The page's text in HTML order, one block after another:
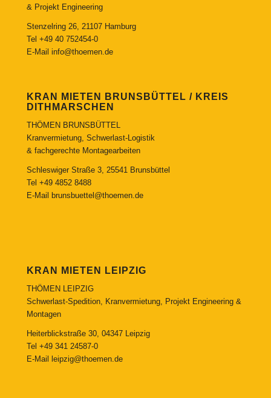
& Projekt Engineering
Stenzelring 26, 21107 Hamburg
Tel +49 40 752454-0
E-Mail info@thoemen.de
KRAN MIETEN BRUNSBÜTTEL / KREIS
DITHMARSCHEN
THÖMEN BRUNSBÜTTEL
Kranvermietung, Schwerlast-Logistik
& fachgerechte Montagearbeiten
Schleswiger Straße 3, 25541 Brunsbüttel
Tel +49 4852 8488
E-Mail
brunsbuettel@thoemen.de
KRAN MIETEN LEIPZIG
THÖMEN LEIPZIG
Schwerlast-Spedition, Kranvermietung, Projekt Engineering &
Montagen
Heiterblickstraße 30, 04347 Leipzig
Tel +49 341 24587-0
E-Mail
leipzig@thoemen.de